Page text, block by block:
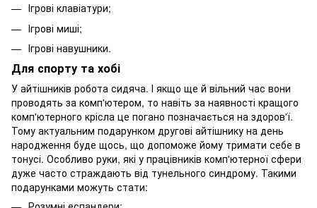
Ігрові клавіатури;
Ігрові миші;
Ігрові навушники.
Для спорту та хобі
У айтішників робота сидяча. І якщо ще й вільний час вони
проводять за комп'ютером, то навіть за наявності кращого
комп'ютерного крісла це погано позначається на здоров'ї.
Тому актуальним подарунком другові айтішнику на день
народження буде щось, що допоможе йому тримати себе в
тонусі. Особливо руки, які у працівників комп'ютерної сфери
дуже часто страждають від тунельного синдрому. Такими
подарунками можуть стати: